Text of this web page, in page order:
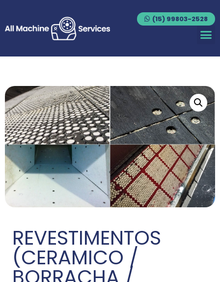
(15) 99803-2528
REVESTIMENTOS
(CERAMICO /